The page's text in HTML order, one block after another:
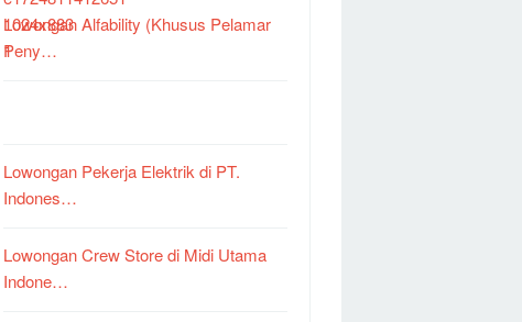
Lowongan Alfability (Khusus Pelamar
Peny…
Lowongan Pekerja Elektrik di PT.
Indones…
Lowongan Crew Store di Midi Utama
Indone…